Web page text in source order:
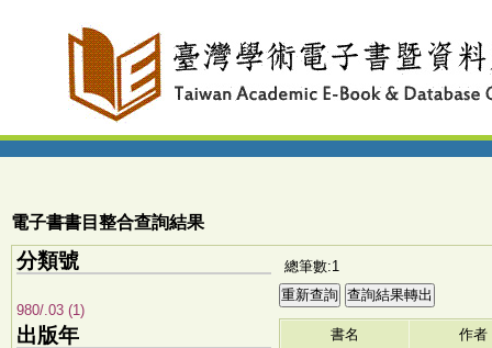
電子書書目整合查詢結果
分類號
980/.03 (1)
出版年
總筆數:1
書名
作者